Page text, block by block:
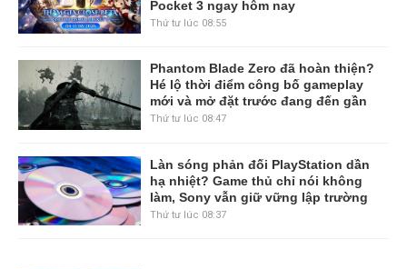
Pocket 3 ngay hôm nay
Thứ tư lúc 08:55
Phantom Blade Zero đã hoàn thiện?
Hé lộ thời điểm công bố gameplay
mới và mở đặt trước đang đến gần
Thứ tư lúc 08:47
Làn sóng phản đối PlayStation dần
hạ nhiệt? Game thủ chỉ nói không
làm, Sony vẫn giữ vững lập trường
Thứ tư lúc 08:37